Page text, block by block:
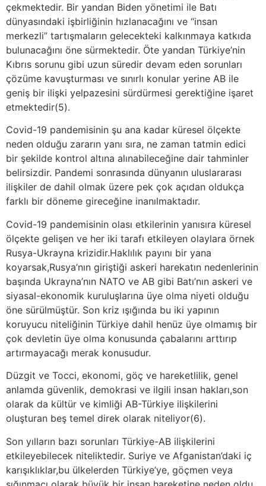
çekmektedir. Bir yandan Biden yönetimi ile Batı
dünyasındaki işbirliğinin hızlanacağını ve “insan
merkezli” tartışmaların gelecekteki kalkınmaya katkıda
bulunacağını öne sürmektedir. Öte yandan Türkiye’nin
Kıbrıs sorunu gibi uzun süredir devam eden sorunları
çözüme kavuşturması ve sınırlı konular yerine AB ile
geniş bir ilişki yelpazesini sürdürmesi gerektiğine işaret
etmektedir(5).
Covid-19 pandemisinin şu ana kadar küresel ölçekte
neden olduğu zararın yanı sıra, ne zaman tatmin edici
bir şekilde kontrol altına alınabileceğine dair tahminler
belirsizdir. Pandemi sonrasında dünyanın uluslararası
ilişkiler de dahil olmak üzere pek çok açıdan oldukça
farklı bir döneme gireceğine inanılmaktadır.
Covid-19 pandemisinin olası etkilerinin yanısıra küresel
ölçekte gelişen ve her iki tarafı etkileyen olaylara örnek
Rusya-Ukrayna krizidir.Haklılık payını bir yana
koyarsak,Rusya’nın giriştiği askeri harekatın nedenlerinin
başında Ukrayna’nın NATO ve AB gibi Batı’nın askeri ve
siyasal-ekonomik kuruluşlarına üye olma niyeti olduğu
öne sürülmüştür. Son kriz ışığında bu iki yapının
koruyucu niteliğinin Türkiye dahil henüz üye olmamış bir
çok devletin üye olma konusunda çabalarını arttırıp
artırmayacağı merak konusudur.
Düzgit ve Tocci, ekonomi, göç ve hareketlilik, genel
anlamda güvenlik, demokrasi ve ilgili insan hakları,son
olarak da kültür ve kimliği AB-Türkiye ilişkilerini
oluşturan beş temel direk olarak niteliyor(6).
Son yılların bazı sorunları Türkiye-AB ilişkilerini
etkileyebilecek niteliktedir. Suriye ve Afganistan’daki iç
karışıklıklar,bu ülkelerden Türkiye’ye, göçmen veya